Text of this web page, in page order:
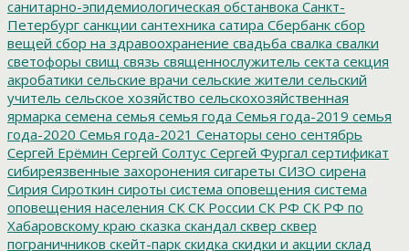
санитарно-эпидемиологическая обстанвока Санкт-
Петербург санкции сантехника сатира Сбербанк сбор
вещей сбор на здравоохранение свадьба свалка свалки
светофоры свищ связь священнослужитель секта секция
акробатики сельские врачи сельские жители сельский
учитель сельское хозяйство сельскохозяйственная
ярмарка семена семья семья года Семья года-2019 семья
года-2020 Семья года-2021 Сенаторы сено сентябрь
Сергей Ерёмин Сергей Солтус Сергей Фургал сертификат
сибиреязвенные захоронения сигареты СИЗО сирена
Сирия Сироткин сироты система оповещения система
оповещения населения СКСК России СК РФ СК РФ по
Хабаровскому краю сказка скандал сквер сквер
пограничников скейт-парк скидка скидки и акции склад